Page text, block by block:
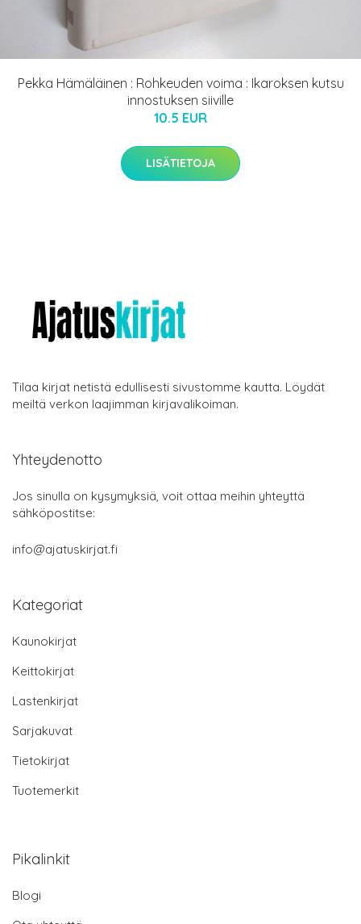
Pekka Hämäläinen : Rohkeuden voima : Ikaroksen kutsu
innostuksen siiville
10.5 EUR
LISÄTIETOJA
Tilaa kirjat netistä edullisesti sivustomme kautta. Löydät
meiltä verkon laajimman kirjavalikoiman.
Yhteydenotto
Jos sinulla on kysymyksiä, voit ottaa meihin yhteyttä
sähköpostitse:
info@ajatuskirjat.fi
Kategoriat
Kaunokirjat
Keittokirjat
Lastenkirjat
Sarjakuvat
Tietokirjat
Tuotemerkit
Pikalinkit
Blogi